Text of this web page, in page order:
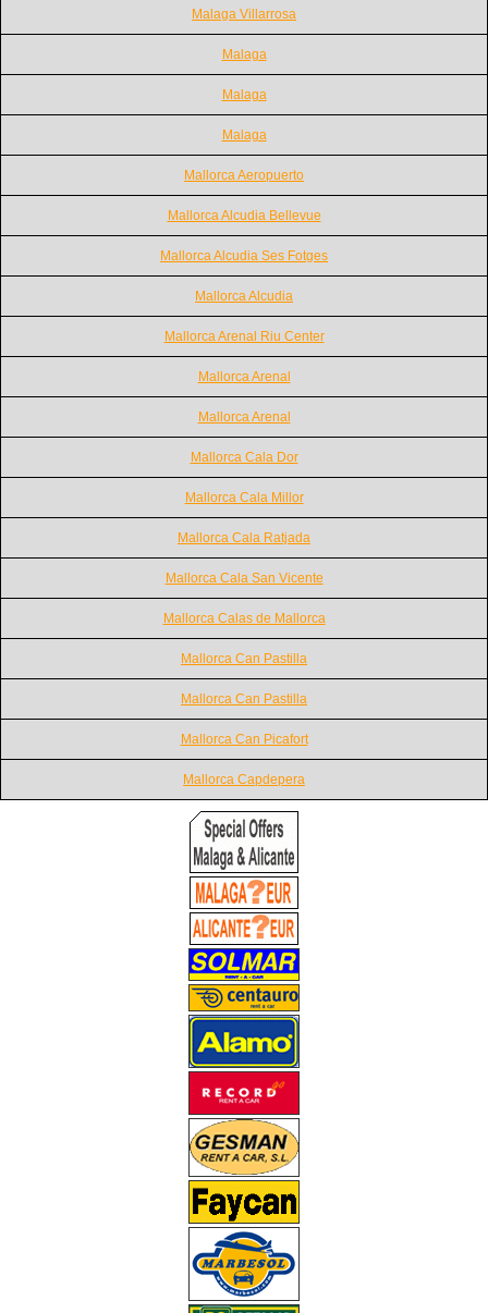
Malaga Villarrosa
Malaga
Malaga
Malaga
Mallorca Aeropuerto
Mallorca Alcudia Bellevue
Mallorca Alcudia Ses Fotges
Mallorca Alcudia
Mallorca Arenal Riu Center
Mallorca Arenal
Mallorca Arenal
Mallorca Cala Dor
Mallorca Cala Millor
Mallorca Cala Ratjada
Mallorca Cala San Vicente
Mallorca Calas de Mallorca
Mallorca Can Pastilla
Mallorca Can Pastilla
Mallorca Can Picafort
Mallorca Capdepera